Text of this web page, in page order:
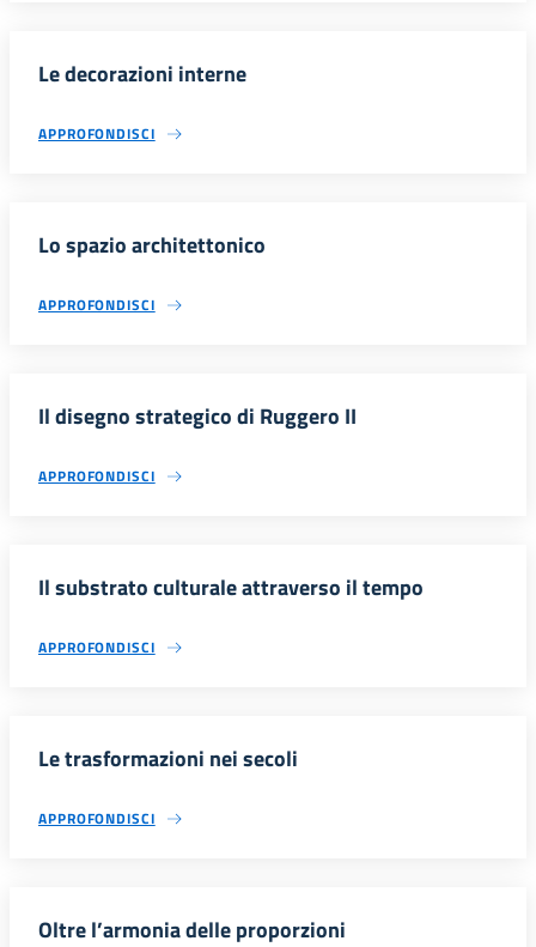
Le decorazioni interne
APPROFONDISCI
Lo spazio architettonico
APPROFONDISCI
Il disegno strategico di Ruggero II
APPROFONDISCI
Il substrato culturale attraverso il tempo
APPROFONDISCI
Le trasformazioni nei secoli
APPROFONDISCI
Oltre l’armonia delle proporzioni